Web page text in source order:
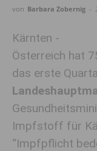
von Barbara Zobernig -
Kärnten -
Österreich hat
das erste
Impfstoff für
“Impfpflicht